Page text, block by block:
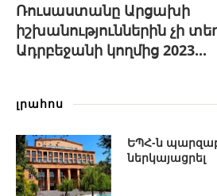
Ռուսաստանը Արցախի
իշխանություններին չի
Ադրբեջանի կողմից 2023...
լրահոս
ԵՊՀ-ն
ներկայացրել